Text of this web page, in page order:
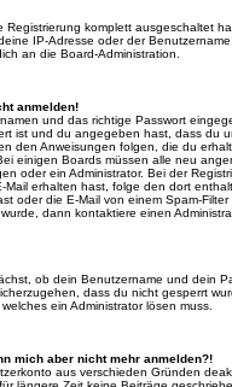
komplett ausgeschaltet
IP-Adresse oder der
an die Board-Administration.
anmelden!
und das richtige Passwort
ist und du angegeben hast, dass du
den Anweisungen folgen, die du
einigen Boards müssen alle neu
oder ein Administrator. Bei der
erhalten hast, folge den dort
oder die E-Mail von einem Spam-
dann kontaktiere einen
ob dein Benutzername und dein
dass du nicht gesperrt
ein Administrator lösen muss.
mich aber nicht mehr anmelden?!
aus verschieden Gründen